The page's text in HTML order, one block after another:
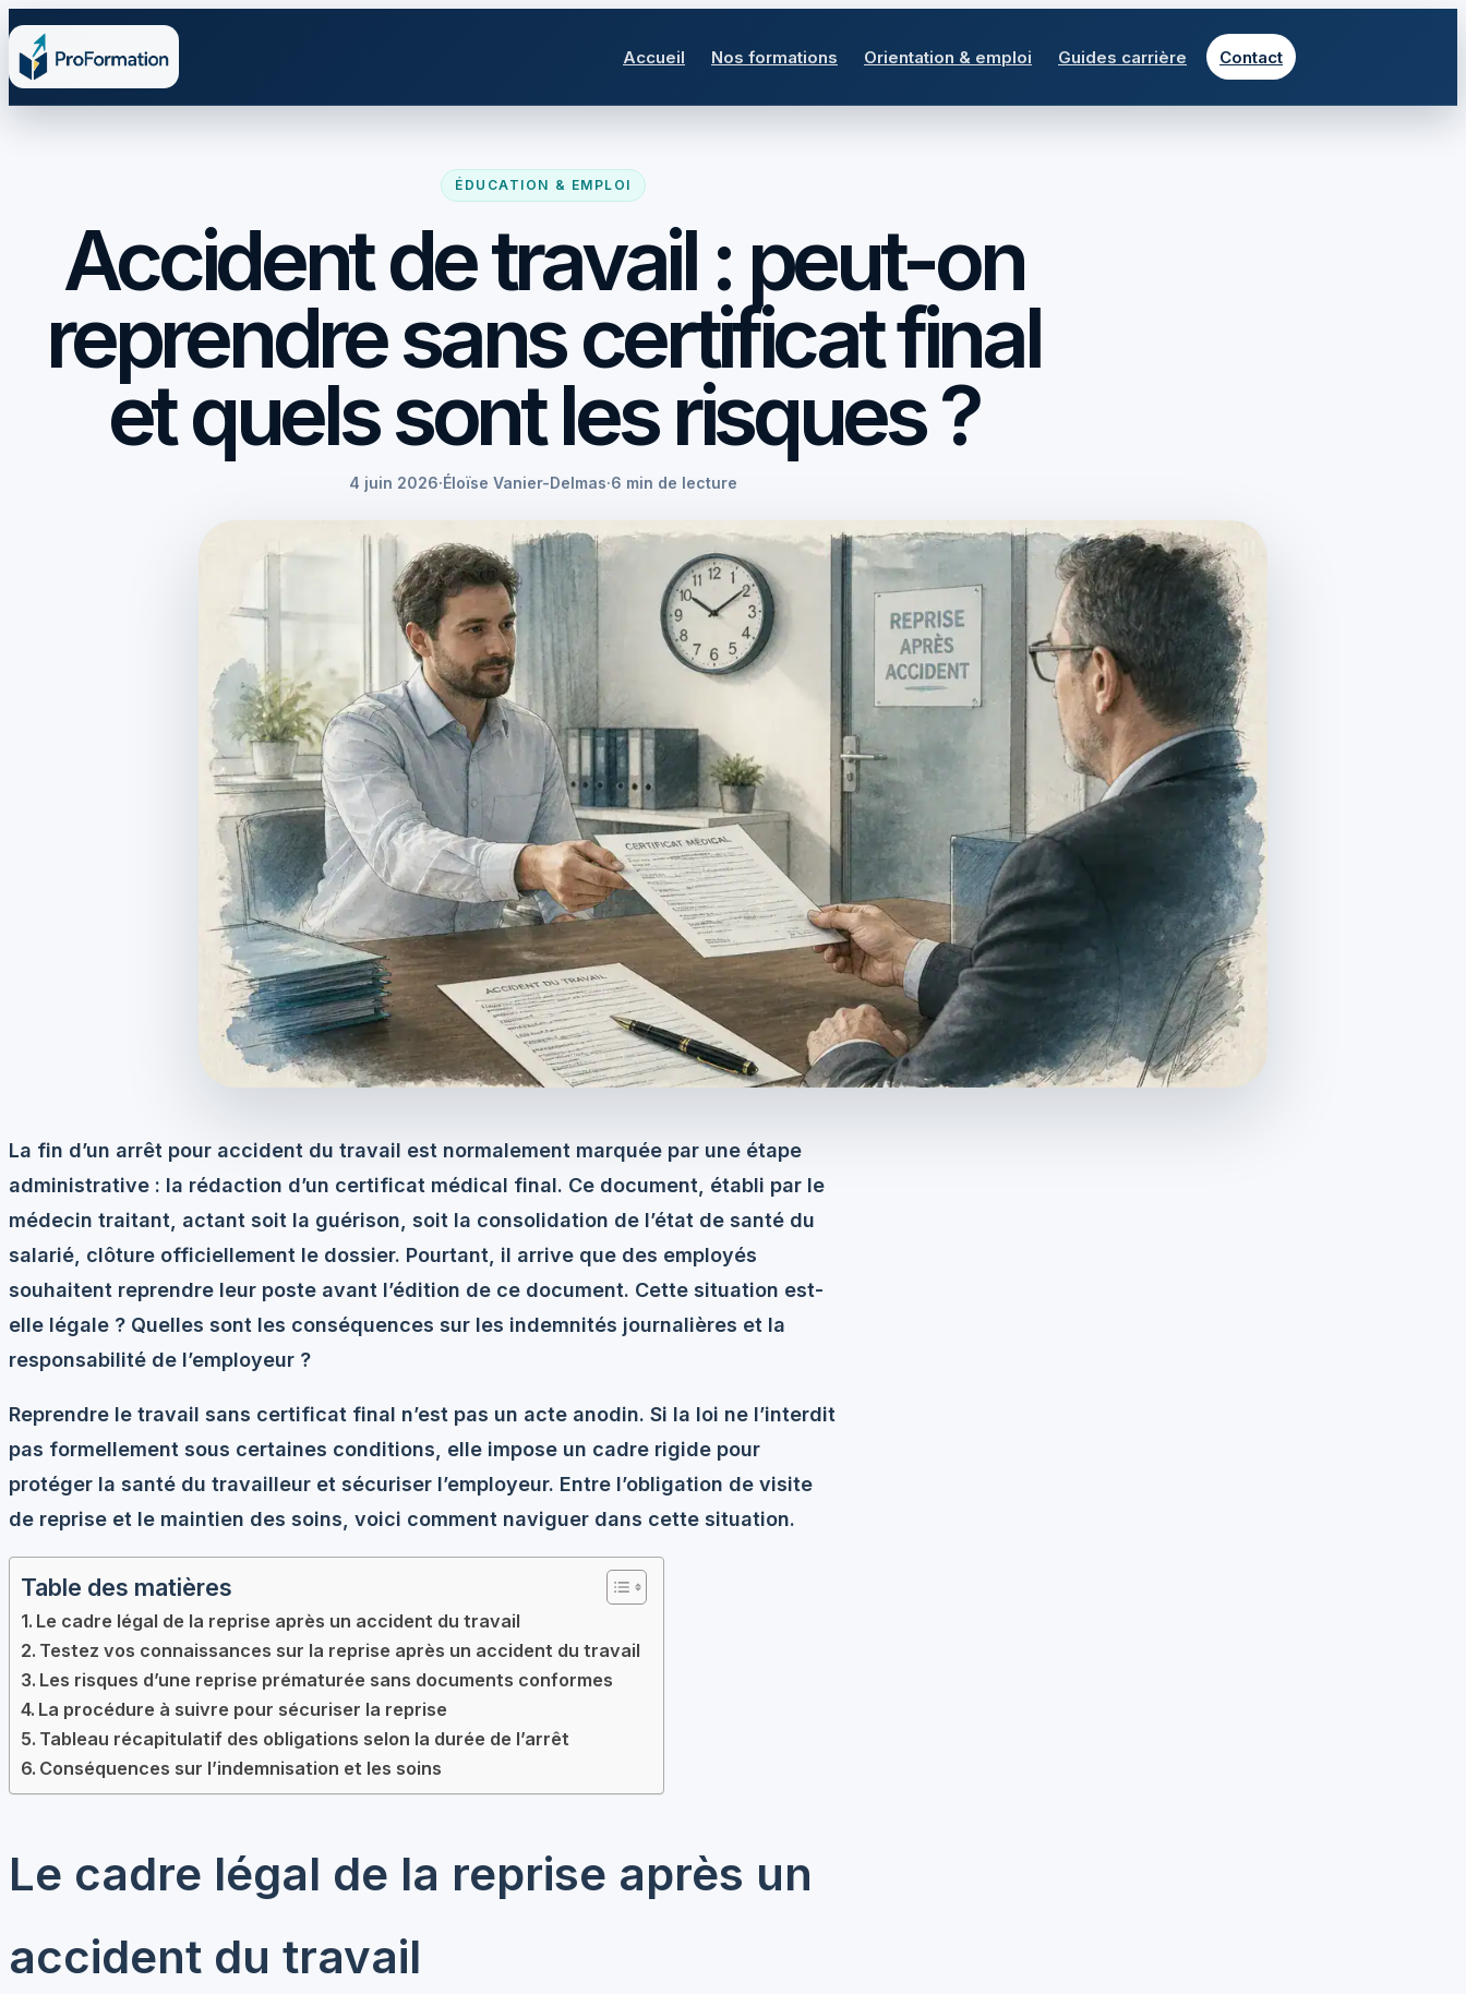
Accueil Nos formations Orientation & emploi Guides carrière Contact
ÉDUCATION & EMPLOI
Accident de travail : peut-on
reprendre sans certificat final
et quels sont les risques ?
4 juin 2026·Éloïse Vanier-Delmas·6 min de lecture
La fin d’un arrêt pour accident du travail est normalement marquée par une étape
administrative : la rédaction d’un certificat médical final. Ce document, établi par le
médecin traitant, actant soit la guérison, soit la consolidation de l’état de santé du
salarié, clôture officiellement le dossier. Pourtant, il arrive que des employés
souhaitent reprendre leur poste avant l’édition de ce document. Cette situation est-
elle légale ? Quelles sont les conséquences sur les indemnités journalières et la
responsabilité de l’employeur ?
Reprendre le travail sans certificat final n’est pas un acte anodin. Si la loi ne l’interdit
pas formellement sous certaines conditions, elle impose un cadre rigide pour
protéger la santé du travailleur et sécuriser l’employeur. Entre l’obligation de visite
de reprise et le maintien des soins, voici comment naviguer dans cette situation.
Table des matières
Le cadre légal de la reprise après un accident du travail
Testez vos connaissances sur la reprise après un accident du travail
Les risques d’une reprise prématurée sans documents conformes
La procédure à suivre pour sécuriser la reprise
Tableau récapitulatif des obligations selon la durée de l’arrêt
Conséquences sur l’indemnisation et les soins
Le cadre légal de la reprise après un
accident du travail